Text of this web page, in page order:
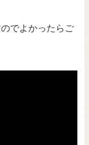
でよかったらご